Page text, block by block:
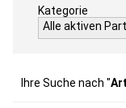
Kategorie
Alle aktiven
Ihre Suche nach "